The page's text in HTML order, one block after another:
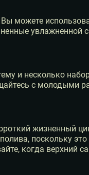
можете
и несколько
с молодыми
жизненный
поскольку
когда верхний